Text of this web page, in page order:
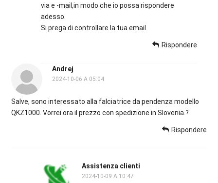
via e -mail,in modo che io possa rispondere
adesso.
Si prega di controllare la tua email.
Rispondere
Andrej
2024-10-06 A 05:04
Salve, sono interessato alla falciatrice da pendenza modello
QKZ1000. Vorrei ora il prezzo con spedizione in Slovenia.?
Rispondere
Assistenza clienti
2024-10-09 A 10:47